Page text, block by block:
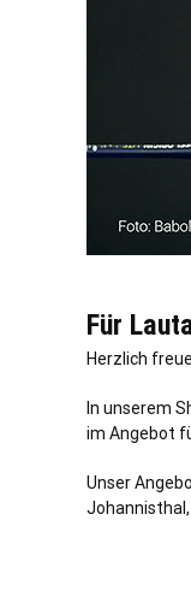
Für
Herzlich
In unserem
im Angebot
Unser
Johannisthal,